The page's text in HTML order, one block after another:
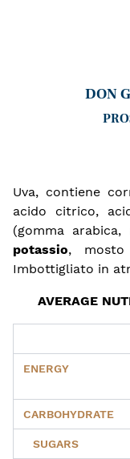
DON
Uva, contiene
acido citrico,
(gomma arabica,
potassio, mosto
Imbottigliato in
AVERAGE
ENERGY
CARBOHYDRATE
SUGARS